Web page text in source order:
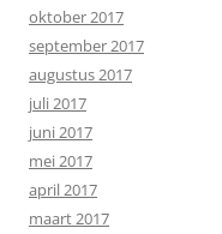
oktober 2017
september 2017
augustus 2017
juli 2017
juni 2017
mei 2017
april 2017
maart 2017